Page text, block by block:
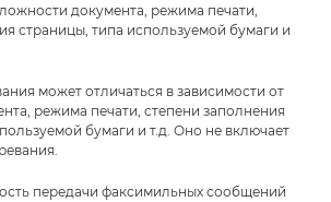
документа, режима печати,
страницы, типа используемой бумаги и
может отличаться в зависимости от
режима печати, степени заполнения
бумаги и т.д. Оно не включает
передачи факсимильных сообщений